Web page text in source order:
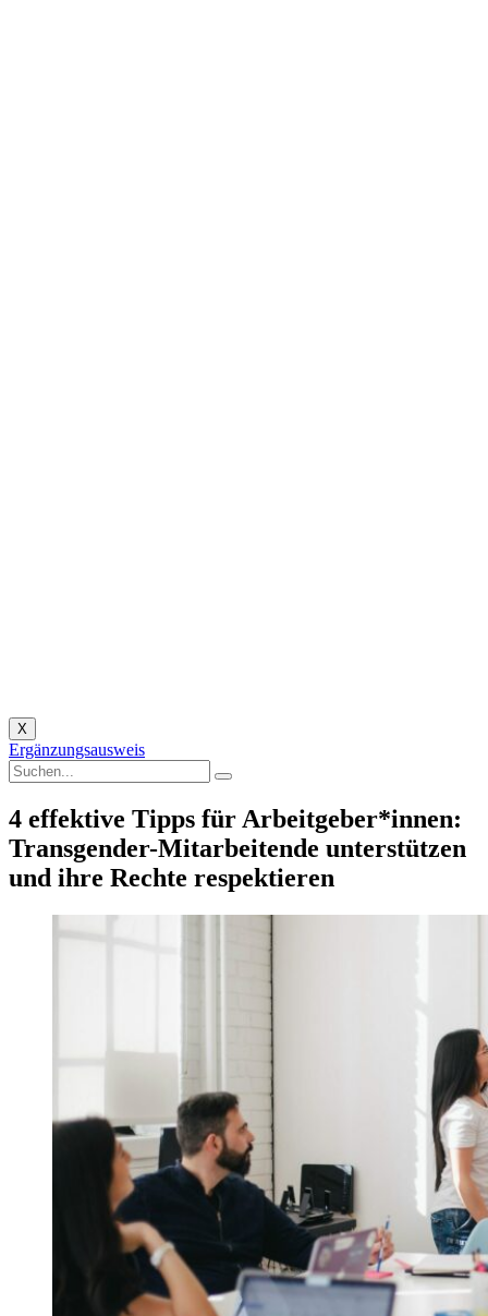
X
Ergänzungsausweis
4 effektive Tipps für Arbeitgeber*innen:
Transgender-Mitarbeitende unterstützen
und ihre Rechte respektieren